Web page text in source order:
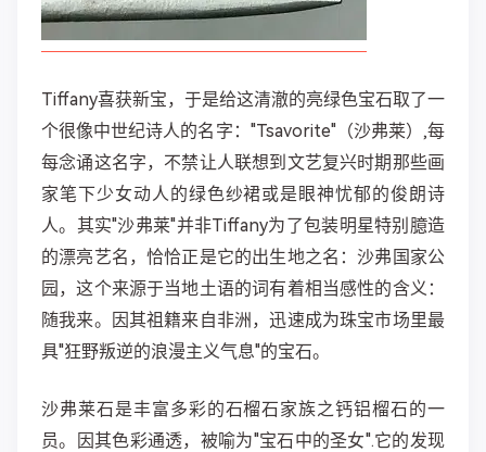
Tiffany喜获新宝，于是给这清澈的亮绿色宝石取了一
个很像中世纪诗人的名字："Tsavorite"（沙弗莱）,每
每念诵这名字，不禁让人联想到文艺复兴时期那些画
家笔下少女动人的绿色纱裙或是眼神忧郁的俊朗诗
人。其实"沙弗莱"并非Tiffany为了包装明星特别臆造
的漂亮艺名，恰恰正是它的出生地之名：沙弗国家公
园，这个来源于当地土语的词有着相当感性的含义：
随我来。因其祖籍来自非洲，迅速成为珠宝市场里最
具"狂野叛逆的浪漫主义气息"的宝石。
沙弗莱石是丰富多彩的石榴石家族之钙铝榴石的一
员。因其色彩通透，被喻为"宝石中的圣女".它的发现